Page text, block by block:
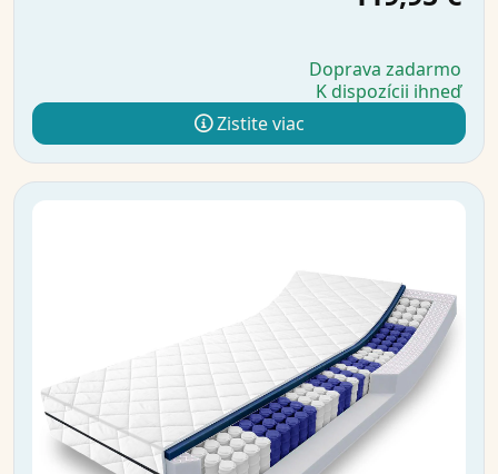
Doprava zadarmo
K dispozícii ihneď
Zistite viac